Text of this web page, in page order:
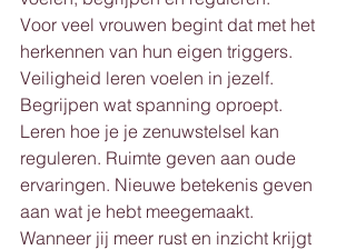
Voor veel vrouwen begint dat met het
herkennen van hun eigen triggers.
Veiligheid leren voelen in jezelf.
Begrijpen wat spanning oproept.
Leren hoe je je zenuwstelsel kan
reguleren. Ruimte geven aan oude
ervaringen. Nieuwe betekenis geven
aan wat je hebt meegemaakt.
Wanneer jij meer rust en inzicht krijgt